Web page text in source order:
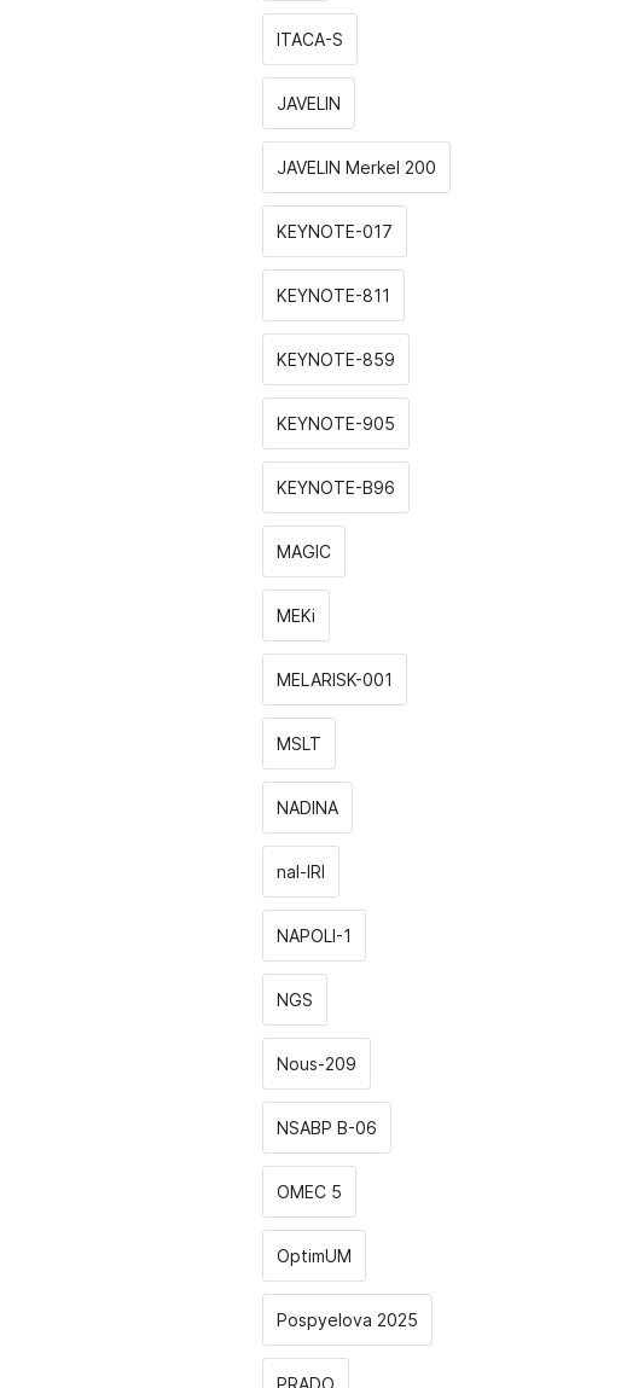
ITACA-S
JAVELIN
JAVELIN Merkel 200
KEYNOTE-017
KEYNOTE-811
KEYNOTE-859
KEYNOTE-905
KEYNOTE-B96
MAGIC
MEKi
MELARISK-001
MSLT
NADINA
nal-IRI
NAPOLI-1
NGS
Nous-209
NSABP B-06
OMEC 5
OptimUM
Pospyelova 2025
PRADO